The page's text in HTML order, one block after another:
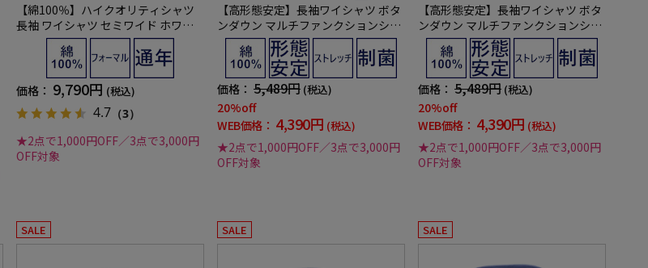
【綿100％】ハイクオリティシャツ
長袖 ワイシャツ セミワイド ホワイ
ト 無地 STOVEL＆MASON 通年
価格： 9,790円 (税込)
4.7 （3）
★2点で1,000円OFF／3点で3,000円
OFF対象
【高形態安定】長袖ワイシャツ ボタ
ンダウン マルチファンクションシャ
ツ ストライプ リッケンバッカー 通
価格： 5,489円 (税込)
20%off
WEB価格： 4,390円 (税込)
★2点で1,000円OFF／3点で3,000円
OFF対象
【高形態安定】長袖ワイシャツ ボタ
ンダウン マルチファンクションシャ
ツ 織柄無地 リッケンバッカー 通年
価格： 5,489円 (税込)
20%off
WEB価格： 4,390円 (税込)
★2点で1,000円OFF／3点で3,000円
OFF対象
SALE SALE SALE